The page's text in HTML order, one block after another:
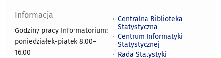
Informacja
Godziny pracy Informatorium:
poniedziałek-piątek 8.00–
16.00
Centralna Biblioteka
Statystyczna
Centrum Informatyki
Statystycznej
Rada Statystyki